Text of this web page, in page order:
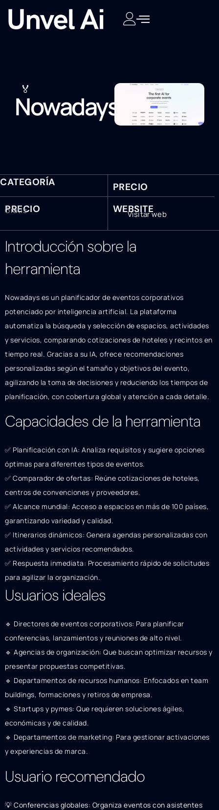
🏅
Nowadays
CATEGORÍA
PRECIO
PRECIO
Gratis WEBSITE
Visitar web
Introducción sobre la
herramienta
Nowadays es un planificador de eventos corporativos
potenciado por inteligencia artificial. La plataforma
automatiza la búsqueda y selección de espacios, actividades
y servicios, comparando cotizaciones de hoteles y recintos en
tiempo real. Gracias a su IA, ofrece recomendaciones
personalizadas según el tamaño y objetivos del evento,
agilizando la toma de decisiones y reduciendo los tiempos de
planificación, con cobertura global y atención a cada detalle.
Capacidades de la herramienta
✅ Planificación con IA: Analiza requisitos y sugiere opciones
óptimas para diferentes tipos de eventos.
✅ Comparador de ofertas: Reúne cotizaciones de hoteles,
centros de convenciones y proveedores.
✅ Alcance mundial: Acceso a espacios en más de 100 países,
garantizando variedad y calidad.
✅ Itinerarios dinámicos: Genera agendas personalizadas con
actividades y servicios recomendados.
✅ Respuesta inmediata: Procesamiento rápido de solicitudes
para agilizar la organización.
Usuarios ideales
🔹 Directores de eventos corporativos: Para planificar
conferencias, lanzamientos y reuniones de alto nivel.
🔹 Agencias de organización: Que buscan optimizar recursos y
presentar propuestas competitivas.
🔹 Departamentos de recursos humanos: Enfocados en team
buildings, formaciones y retiros de empresa.
🔹 Startups y pymes: Que requieren soluciones ágiles,
económicas y de calidad.
🔹 Departamentos de marketing: Para gestionar activaciones
y experiencias de marca.
Usuario recomendado
💡 Conferencias globales: Organiza eventos con asistentes